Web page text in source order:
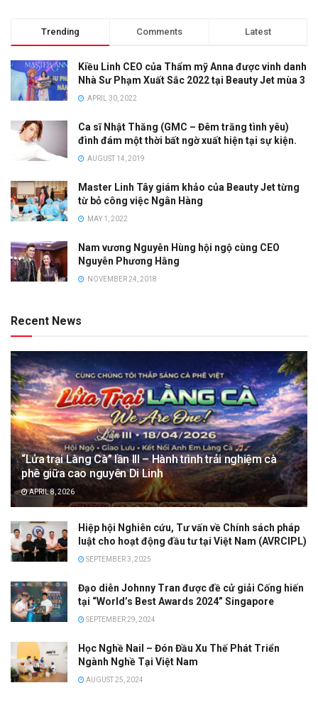
Trending Comments Latest
Kiều Linh CEO của Thẩm mỹ Anna được vinh danh
Nhà Sư Phạm Xuất Sắc 2022 tại Beauty Jet mùa 3
APRIL 30, 2022
Ca sĩ Nhật Thăng (GMC – Đêm trăng tình yêu)
đình đám một thời bất ngờ xuất hiện tại sự kiện.
AUGUST 14, 2019
Master Linh Tây giám khảo của Beauty Jet từng
từ bỏ công việc Ngân Hàng
MAY 1, 2022
Nam vương Nguyễn Hùng hội ngộ cùng CEO
Nguyễn Phương Hằng
NOVEMBER 24, 2018
Recent News
“Lửa trại Làng Cà” lần III – Hành trình trải nghiệm cà
phê giữa cao nguyên Di Linh
APRIL 8, 2026
Hiệp hội Nghiên cứu, Tư vấn về Chính sách pháp
luật cho hoạt động đầu tư tại Việt Nam (AVRCIPL)
SEPTEMBER 3, 2025
Đạo diễn Johnny Tran được đề cử giải Cống hiến
tại “World’s Best Awards 2024” Singapore
SEPTEMBER 29, 2024
Học Nghề Nail – Đón Đầu Xu Thế Phát Triển
Ngành Nghề Tại Việt Nam
AUGUST 25, 2024